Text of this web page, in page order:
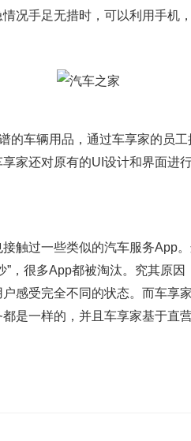
况手足无措时，可以利用手机
车辆用品，通过车享家的员工
家还对原有的UI设计和界面进
过一些类似的汽车服务App。
，很多App都被淘汰。究其原因
感受完全不同的状态。而车享
是一样的，并且车享家基于直